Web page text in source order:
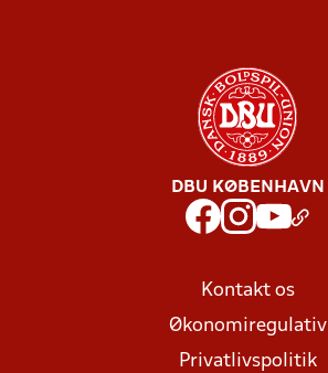
DBU KØBENHAVN
Kontakt os
Økonomiregulativ
Privatlivspolitik